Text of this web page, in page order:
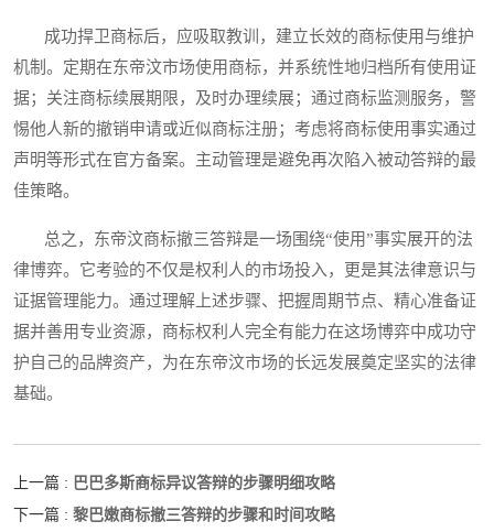
成功捍卫商标后，应吸取教训，建立长效的商标使用与维护
机制。定期在东帝汶市场使用商标，并系统性地归档所有使用证
据；关注商标续展期限，及时办理续展；通过商标监测服务，警
惕他人新的撤销申请或近似商标注册；考虑将商标使用事实通过
声明等形式在官方备案。主动管理是避免再次陷入被动答辩的最
佳策略。
总之，东帝汶商标撤三答辩是一场围绕“使用”事实展开的法
律博弈。它考验的不仅是权利人的市场投入，更是其法律意识与
证据管理能力。通过理解上述步骤、把握周期节点、精心准备证
据并善用专业资源，商标权利人完全有能力在这场博弈中成功守
护自己的品牌资产，为在东帝汶市场的长远发展奠定坚实的法律
基础。
上一篇 : 巴巴多斯商标异议答辩的步骤明细攻略
下一篇 : 黎巴嫩商标撤三答辩的步骤和时间攻略